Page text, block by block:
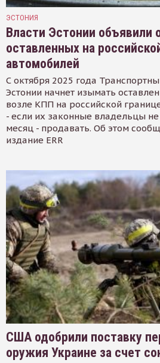
ЭСТОНИЯ
Власти Эстонии объявили
оставленных на
автомобилей
С октября 2025 года
Эстонии начнет изымать
возле КПП на российской
- если их законные владельцы не
месяц - продавать. Об этом
издание ERR
США одобрили поставку
оружия Украине за счет